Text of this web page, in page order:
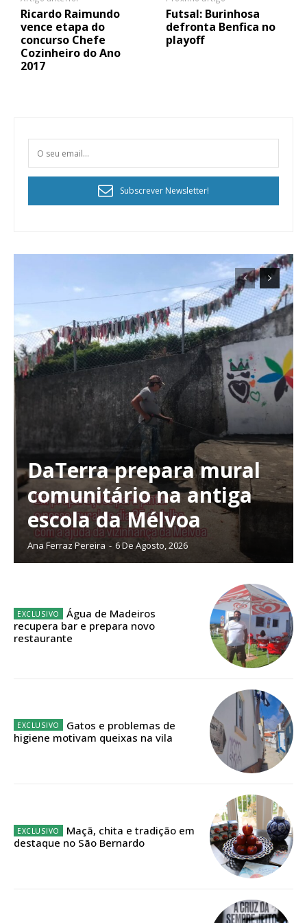
Planos de Assinatura
Faça-se assinante do Região de Cister e ajude-nos a manter este serviço
Escolha o plano de assinatura desejado:
32€
Edição em papel entregue à Quinta-feira em sua
Ricardo Raimundo
vence etapa do
concurso Chefe
Cozinheiro do Ano
2017
Futsal: Burinhosa
defronta Benfica no
playoff
Subscrever Newsletter!
DaTerra prepara mural
comunitário na antiga
escola da Mélvoa
Ana Ferraz Pereira - 6 De Agosto, 2026
Água de Madeiros
recupera bar e prepara novo
restaurante
Gatos e problemas de
higiene motivam queixas na vila
Maçã, chita e tradição em
destaque no São Bernardo